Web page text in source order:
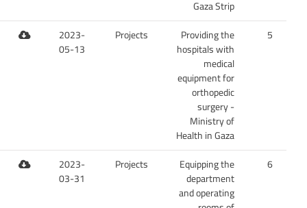
Gaza Strip
5
Providing the
hospitals with
medical
equipment for
orthopedic
surgery -
Ministry of
Health in Gaza
Projects
2023-
05-13
6
Equipping the
department
and operating
Projects
2023-
03-31